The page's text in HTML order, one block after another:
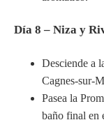
Día 8 – Niza y
Desciende a
Cagnes-sur-
Pasea la
baño final en